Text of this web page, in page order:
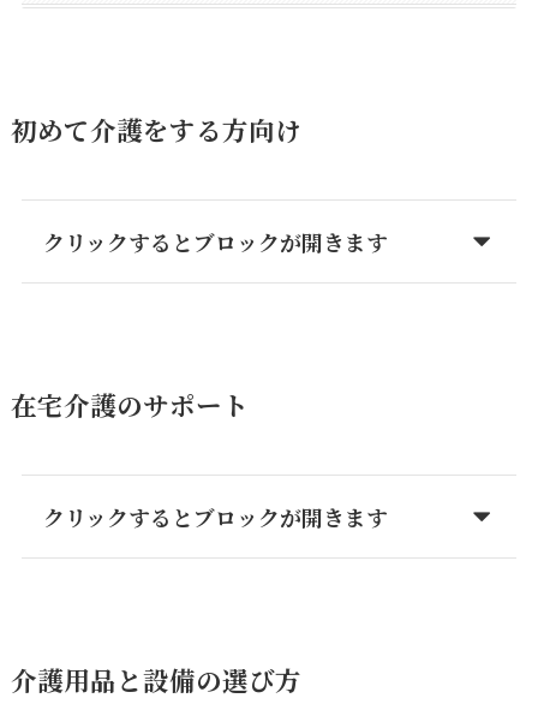
初めて介護をする方向け
クリックするとブロックが開きます
在宅介護のサポート
クリックするとブロックが開きます
介護用品と設備の選び方